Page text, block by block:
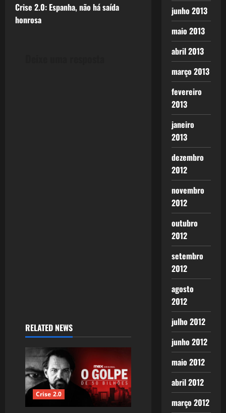
t
Crise 2.0: Espanha, não há saída
honrosa
RELATED NEWS
Crise 2.0
junho 2013
maio 2013
abril 2013
março 2013
fevereiro
2013
janeiro
2013
dezembro
2012
novembro
2012
outubro
2012
setembro
2012
agosto
2012
julho 2012
junho 2012
maio 2012
abril 2012
março 2012